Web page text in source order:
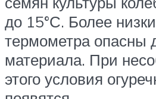
до 15°С. Более
термометра опасны
материала. При
этого условия